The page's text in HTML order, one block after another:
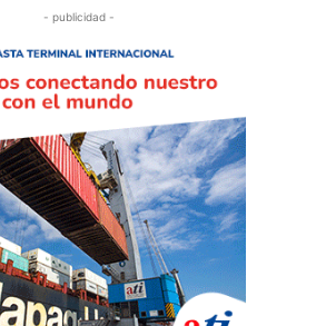
- publicidad -